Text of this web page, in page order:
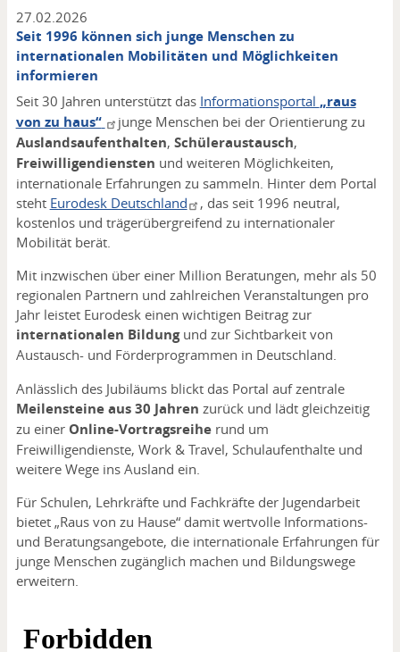
27.02.2026
Seit 1996 können sich junge Menschen zu
internationalen Mobilitäten und Möglichkeiten
informieren
Seit 30 Jahren unterstützt das Informationsportal „raus
von zu haus“
junge Menschen bei der Orientierung zu
Auslandsaufenthalten, Schüleraustausch,
Freiwilligendiensten und weiteren Möglichkeiten,
internationale Erfahrungen zu sammeln. Hinter dem Portal
steht Eurodesk Deutschland
, das seit 1996 neutral,
kostenlos und trägerübergreifend zu internationaler
Mobilität berät.
Mit inzwischen über einer Million Beratungen, mehr als 50
regionalen Partnern und zahlreichen Veranstaltungen pro
Jahr leistet Eurodesk einen wichtigen Beitrag zur
internationalen Bildungund zur Sichtbarkeit von
Austausch- und Förderprogrammen in Deutschland.
Anlässlich des Jubiläums blickt das Portal auf zentrale
Meilensteine aus 30 Jahren zurück und lädt gleichzeitig
zu einer Online-Vortragsreiherund um
Freiwilligendienste, Work & Travel, Schulaufenthalte und
weitere Wege ins Ausland ein.
Für Schulen, Lehrkräfte und Fachkräfte der Jugendarbeit
bietet „Raus von zu Hause“ damit wertvolle Informations-
und Beratungsangebote, die internationale Erfahrungen für
junge Menschen zugänglich machen und Bildungswege
erweitern.